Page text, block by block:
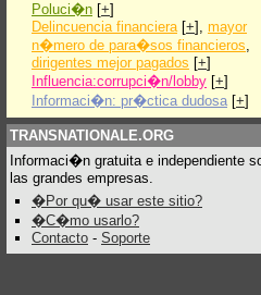
Poluci�n [+]
Delincuencia financiera[+], mayor
n�mero de para�sos financieros,
dirigentes mejor pagados [+]
Influencia:corrupci�n/lobby [+]
Informaci�n: pr�ctica dudosa [+]
TRANSNATIONALE.ORG
Informaci�n gratuita e independiente
las grandes empresas.
�Por qu� usar este sitio?
�C�mo usarlo?
Contacto - Soporte